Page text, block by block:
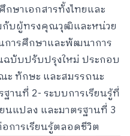
กษาเอกสารทั้งไทยและ
กับผู้ทรงคุณวุฒิและหน่วย
การศึกษาและพัฒนาการ
ฉบับปรับปรุงใหม่ ประกอบ
ทักษะ และสมรรถนะ
านที่ 2- ระบบการเรียนรู้ที่
นแปลง และมาตรฐานที่ 3
การเรียนรู้ตลอดชีวิต